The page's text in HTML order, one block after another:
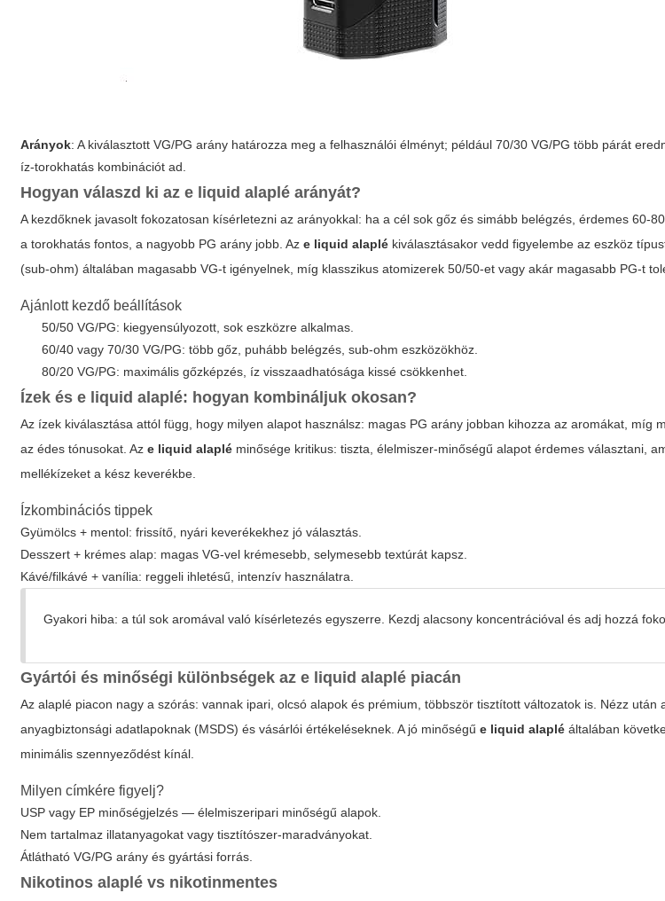
Arányok: A kiválasztott VG/PG arány határozza meg a felhasználói élményt; például 70/30 VG/PG több párát
íz-torokhatás kombinációt ad.
Hogyan válaszd ki aze liquid alaplé arányát?
A kezdőknek javasolt fokozatosan kísérletezni az arányokkal: ha a cél sok gőz és simább belégzés, érdemes 60-
a torokhatás fontos, a nagyobb PG arány jobb. Aze liquid alaplé kiválasztásakor vedd figyelembe az eszköz
(sub-ohm) általában magasabb VG-t igényelnek, míg klasszikus atomizerek 50/50-et vagy akár magasabb PG-t
Ajánlott kezdő beállítások
50/50 VG/PG: kiegyensúlyozott, sok eszközre alkalmas.
60/40 vagy 70/30 VG/PG: több gőz, puhább belégzés, sub-ohm eszközökhöz.
80/20 VG/PG: maximális gőzképzés, íz visszaadhatósága kissé csökkenhet.
Ízek ése liquid alaplé: hogyan kombináljuk okosan?
Az ízek kiválasztása attól függ, hogy milyen alapot használsz: magas PG arány jobban kihozza az aromákat, míg
az édes tónusokat. Aze liquid alaplé minősége kritikus: tiszta, élelmiszer-minőségű alapot érdemes választani,
mellékízeket a kész keverékbe.
Ízkombinációs tippek
Gyümölcs + mentol: frissítő, nyári keverékekhez jó választás.
Desszert + krémes alap: magas VG-vel krémesebb, selymesebb textúrát kapsz.
Kávé/filkávé + vanília: reggeli ihletésű, intenzív használatra.
Gyakori hiba: a túl sok aromával való kísérletezés egyszerre. Kezdj alacsony koncentrációval és adj hozzá
Gyártói és minőségi különbségek aze liquid alaplé piacán
Az alaplé piacon nagy a szórás: vannak ipari, olcsó alapok és prémium, többször tisztított változatok is. Nézz után
anyagbiztonsági adatlapoknak (MSDS) és vásárlói értékeléseknek. A jó minőségűe liquid alaplé általában
minimális szennyeződést kínál.
Milyen címkére figyelj?
USP vagy EP minőségjelzés — élelmiszeripari minőségű alapok.
Nem tartalmaz illatanyagokat vagy tisztítószer-maradványokat.
Átlátható VG/PG arány és gyártási forrás.
Nikotinos alaplé vs nikotinmentes